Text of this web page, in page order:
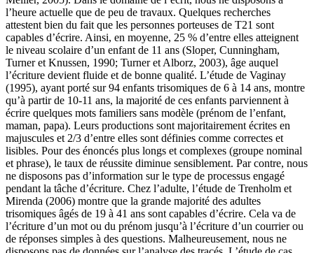
l’heure actuelle que de peu de travaux. Quelques recherches
attestent bien du fait que les personnes porteuses de T21 sont
capables d’écrire. Ainsi, en moyenne, 25 % d’entre elles atteignent
le niveau scolaire d’un enfant de 11 ans (Sloper, Cunningham,
Turner et Knussen, 1990; Turner et Alborz, 2003), âge auquel
l’écriture devient fluide et de bonne qualité. L’étude de Vaginay
(1995), ayant porté sur 94 enfants trisomiques de 6 à 14 ans, montre
qu’à partir de 10-11 ans, la majorité de ces enfants parviennent à
écrire quelques mots familiers sans modèle (prénom de l’enfant,
maman, papa). Leurs productions sont majoritairement écrites en
majuscules et 2/3 d’entre elles sont définies comme correctes et
lisibles. Pour des énoncés plus longs et complexes (groupe nominal
et phrase), le taux de réussite diminue sensiblement. Par contre, nous
ne disposons pas d’information sur le type de processus engagé
pendant la tâche d’écriture. Chez l’adulte, l’étude de Trenholm et
Mirenda (2006) montre que la grande majorité des adultes
trisomiques âgés de 19 à 41 ans sont capables d’écrire. Cela va de
l’écriture d’un mot ou du prénom jusqu’à l’écriture d’un courrier ou
de réponses simples à des questions. Malheureusement, nous ne